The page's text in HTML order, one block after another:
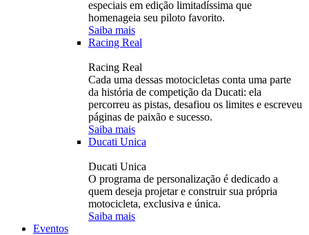
especiais em edição limitadíssima que
homenageia seu piloto favorito.
Saiba mais
Racing Real
Racing Real
Cada uma dessas motocicletas conta uma parte
da história de competição da Ducati: ela
percorreu as pistas, desafiou os limites e escreveu
páginas de paixão e sucesso.
Saiba mais
Ducati Unica
Ducati Unica
O programa de personalização é dedicado a
quem deseja projetar e construir sua própria
motocicleta, exclusiva e única.
Saiba mais
Eventos